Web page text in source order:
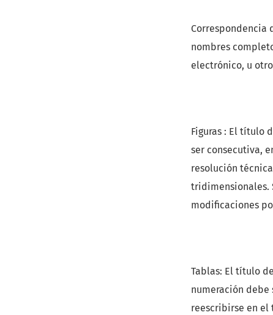
Correspondencia
nombres
electrónico, u
Figuras : El título
ser consecutiva,
resolución
tridimensionales.
modificaciones
Tablas: El título
numeración debe
reescribirse en el